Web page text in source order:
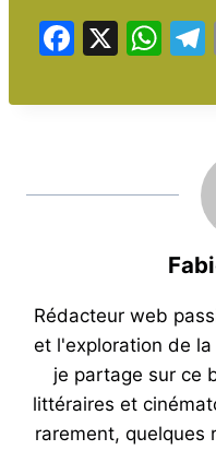
F
c
X
W
at
p
a
Rédacteur web
et l'exploration de
je partage sur ce
littéraires et
rarement, quelques